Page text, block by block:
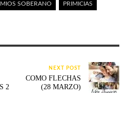
SOBERANO PRIMICIAS
2
NEXT POST
COMO FLECHAS
(28 MARZO)